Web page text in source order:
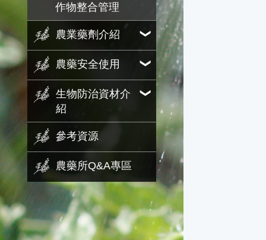
作物整合管理
農業藥劑介紹
農藥安全使用
生物防治資材介
紹
參考資源
農藥所Q&A專區